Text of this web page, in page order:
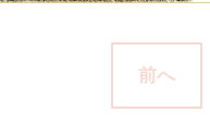
前へ